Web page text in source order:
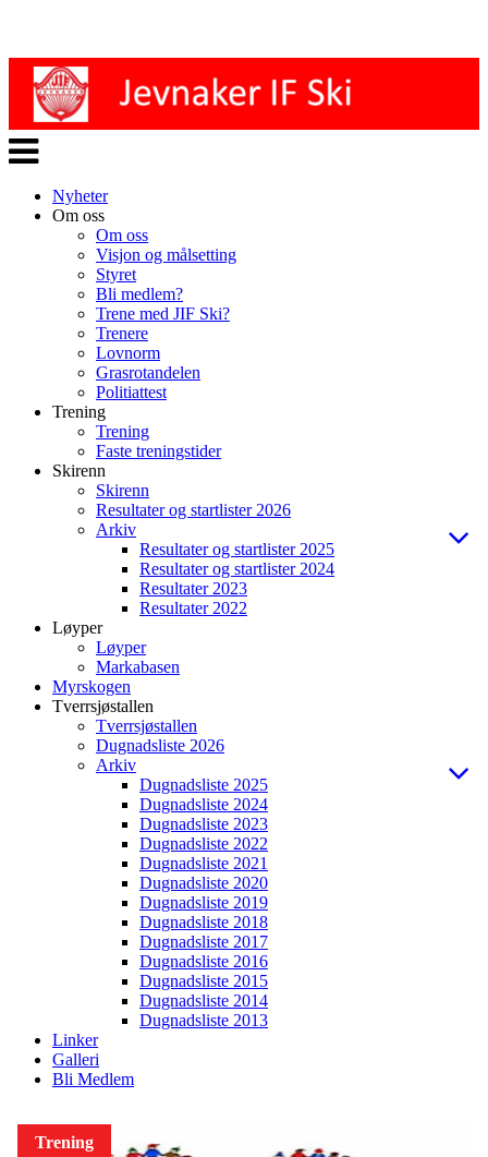
Veksle
navigasjon
Nyheter
Om oss
Om oss
Visjon og målsetting
Styret
Bli medlem?
Trene med JIF Ski?
Trenere
Lovnorm
Grasrotandelen
Politiattest
Trening
Trening
Faste treningstider
Skirenn
Skirenn
Resultater og startlister 2026
Arkiv
Resultater og startlister 2025
Resultater og startlister 2024
Resultater 2023
Resultater 2022
Løyper
Løyper
Markabasen
Myrskogen
Tverrsjøstallen
Tverrsjøstallen
Dugnadsliste 2026
Arkiv
Dugnadsliste 2025
Dugnadsliste 2024
Dugnadsliste 2023
Dugnadsliste 2022
Dugnadsliste 2021
Dugnadsliste 2020
Dugnadsliste 2019
Dugnadsliste 2018
Dugnadsliste 2017
Dugnadsliste 2016
Dugnadsliste 2015
Dugnadsliste 2014
Dugnadsliste 2013
Linker
Galleri
Bli Medlem
Trening